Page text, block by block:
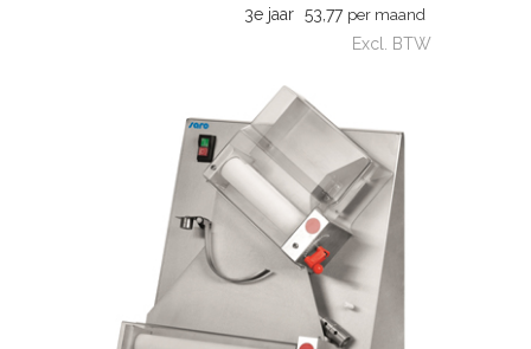
3e jaar 53,77 per maand
Excl. BTW